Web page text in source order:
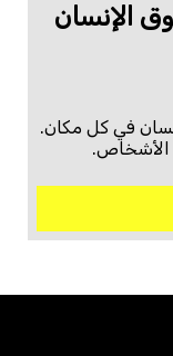
الإنسان
في كل مكان.
الأشخاص.